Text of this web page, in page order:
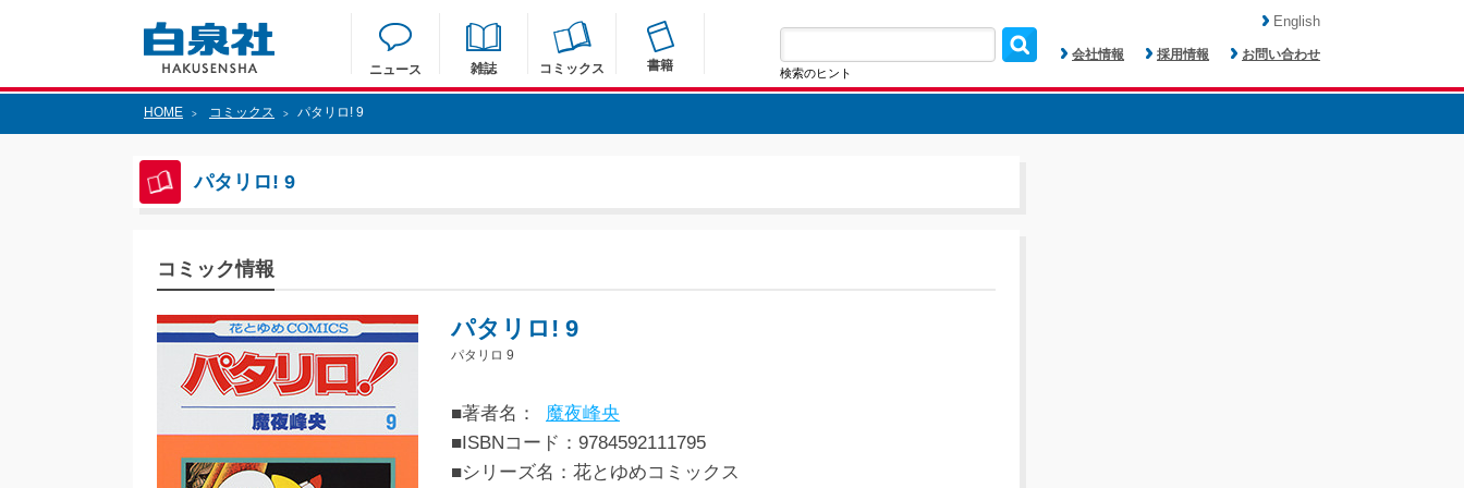
ニュース 雑誌 コミックス 書籍 検索のヒント
会社情報 採用情報 お問い合わせ
English
HOME > コミックス > パタリロ! 9
パタリロ! 9
コミック情報
パタリロ! 9
パタリロ 9
■著者名：
魔夜峰央
■ISBNコード：9784592111795
■シリーズ名：花とゆめコミックス